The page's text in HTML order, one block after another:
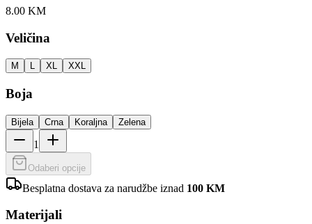
8.00 KM
Veličina
M L XL XXL
Boja
Bijela Crna Koraljna Zelena
1
Odaberi opcije
Besplatna dostava za narudžbe iznad 100 KM
Materijali